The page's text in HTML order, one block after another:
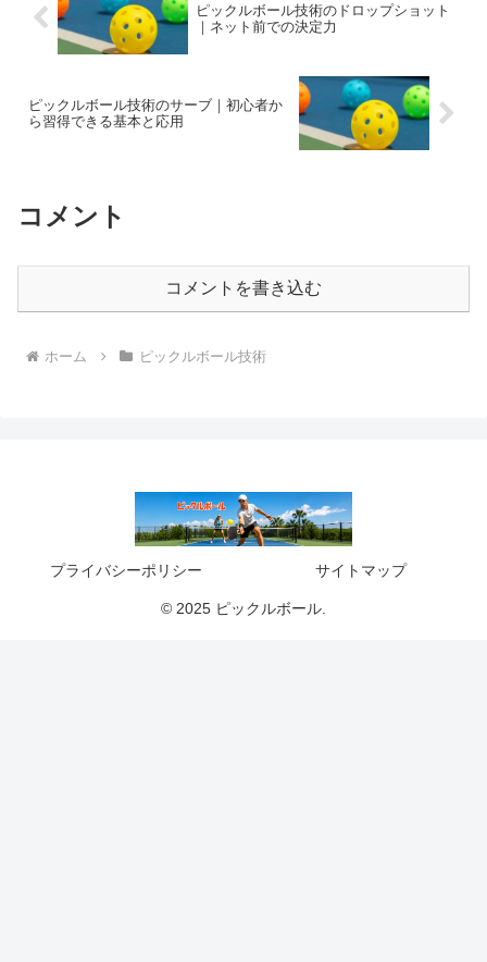
ピックルボール技術のドロップショット
｜ネット前での決定力
ピックルボール技術のサーブ｜初心者か
ら習得できる基本と応用
コメント
コメントを書き込む
ホーム ピックルボール技術
プライバシーポリシー サイトマップ
© 2025 ピックルボール.